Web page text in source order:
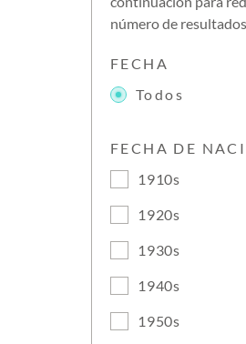
número de resultados
FECHA
Todos
FECHA DE
1910s
1920s
1930s
1940s
1950s